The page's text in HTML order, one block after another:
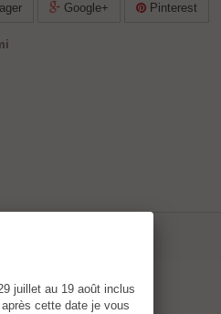
Google+ Pinterest
juillet au 19 août inclus
cette date je vous